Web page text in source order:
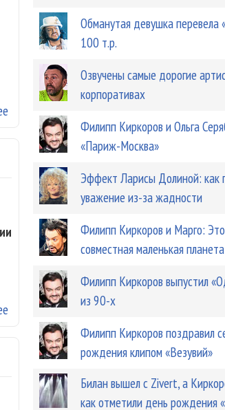
о Киркоров и Крутой пострадали от
Обманутая девушка перевела
100 т.р.
Озвучены самые дорогие
корпоративах
Филипп Киркоров и Ольга
«Париж-Москва»
Эффект Ларисы Долиной: как
уважение из-за жадности
Филипп Киркоров и Марго:
совместная маленькая
Филипп Киркоров выпустил
из 90-х
Филипп Киркоров поздравил
рождения клипом «Везувий»
Билан вышел с Zivert, а
как отметили день рождения